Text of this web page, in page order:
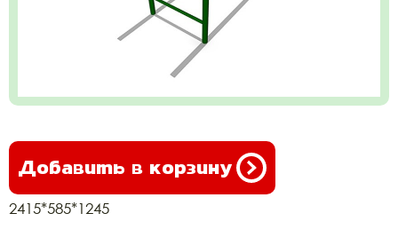
Добавить в корзину
2415*585*1245